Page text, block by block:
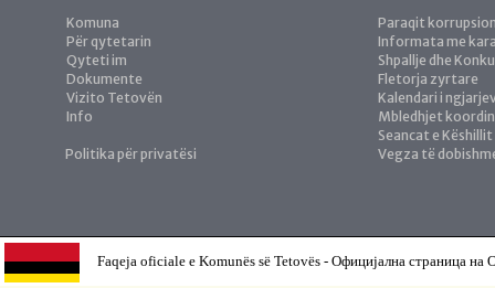
Komuna
Për qytetarin
Qyteti im
Dokumente
Vizito Tetovën
Info
Politika për privatësi
Paraqit
Informata me
Shpallje dhe
Fletorja zyrtare
Kalendari i
Mbledhjet
Seancat e Këshillit
Vegza të
Faqeja oficiale e Komunës së Tetovës - Официјална страница